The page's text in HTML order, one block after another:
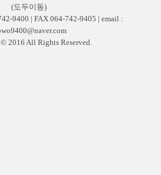
(도두이동)
9400 | FAX 064-742-9405 | email :
2016 All Rights Reserved.